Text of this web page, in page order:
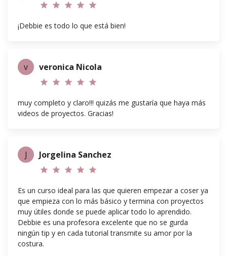
star star star star star
¡Debbie es todo lo que está bien!
v veronica Nicola
star star star star star
muy completo y claro!!! quizás me gustaría que haya más
videos de proyectos. Gracias!
J Jorgelina Sanchez
star star star star star
Es un curso ideal para las que quieren empezar a coser ya
que empieza con lo más básico y termina con proyectos
muy útiles donde se puede aplicar todo lo aprendido.
Debbie es una profesora excelente que no se gurda
ningún tip y en cada tutorial transmite su amor por la
costura.